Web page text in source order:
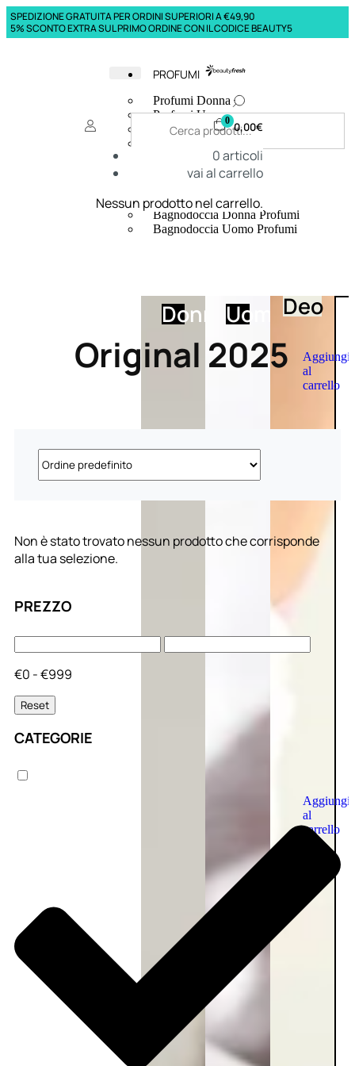
SPEDIZIONE GRATUITA PER ORDINI SUPERIORI A €49,90
5% SCONTO EXTRA SUL PRIMO ORDINE CON IL CODICE BEAUTY5
PROFUMI
Profumi Donna
Profumi Uomo
Deodoranti Donna
Corpo Donna
Corpo Uomo
Creme Mani
Bagnodoccia Donna Profumi
Bagnodoccia Uomo Profumi
DonnaUomoDeo
Aggiungi
al
carrello
Aggiungi
al
carrello
0 0,00€
0articoli
vai al carrello
Nessun prodotto nel carrello.
Original 2025
PREZZO
€0 - €999
Reset
CATEGORIE
Non è stato trovato nessun prodotto che corrisponde
alla tua selezione.